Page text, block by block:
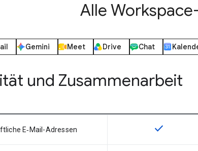
Alle
Gemini Meet Drive Chat
und Zusammenarbeit
E‑Mail-Adressen Diese
check